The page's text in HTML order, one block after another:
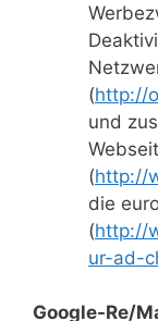
(http://
und
(http://
die
(http://
ur-ad-
Google-Re/